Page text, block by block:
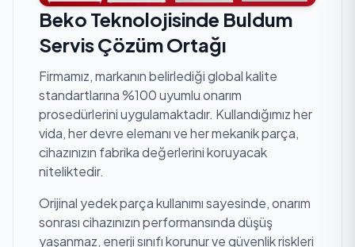
Beko Teknolojisinde Buldum
Servis Çözüm Ortağı
Firmamız, markanın belirlediği global kalite
standartlarına %100 uyumlu onarım
prosedürlerini uygulamaktadır. Kullandığımız her
vida, her devre elemanı ve her mekanik parça,
cihazınızın fabrika değerlerini koruyacak
niteliktedir.
Orijinal yedek parça kullanımı sayesinde, onarım
sonrası cihazınızın performansında düşüş
yaşanmaz, enerji sınıfı korunur ve güvenlik riskleri